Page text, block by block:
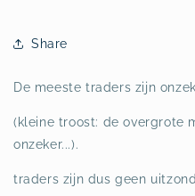
Share
De meeste traders zijn
(kleine troost: de overgrote
onzeker...).
traders zijn dus geen